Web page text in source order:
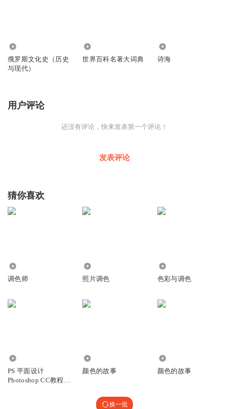
俄罗斯文化史（历史
与现代）
世界百科名著大词典 诗海
用户评论
还没有评论，快来发表第一个评论！
发表评论
猜你喜欢
调色师 照片调色 色彩与调色
PS 平面设计
Photoshop CC教程
颜色的故事 颜色的故事
换一批